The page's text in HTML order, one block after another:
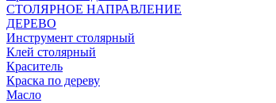
СТОЛЯРНОЕ НАПРАВЛЕНИЕ
ДЕРЕВО
Инструмент столярный
Клей столярный
Краситель
Краска по дереву
Масло